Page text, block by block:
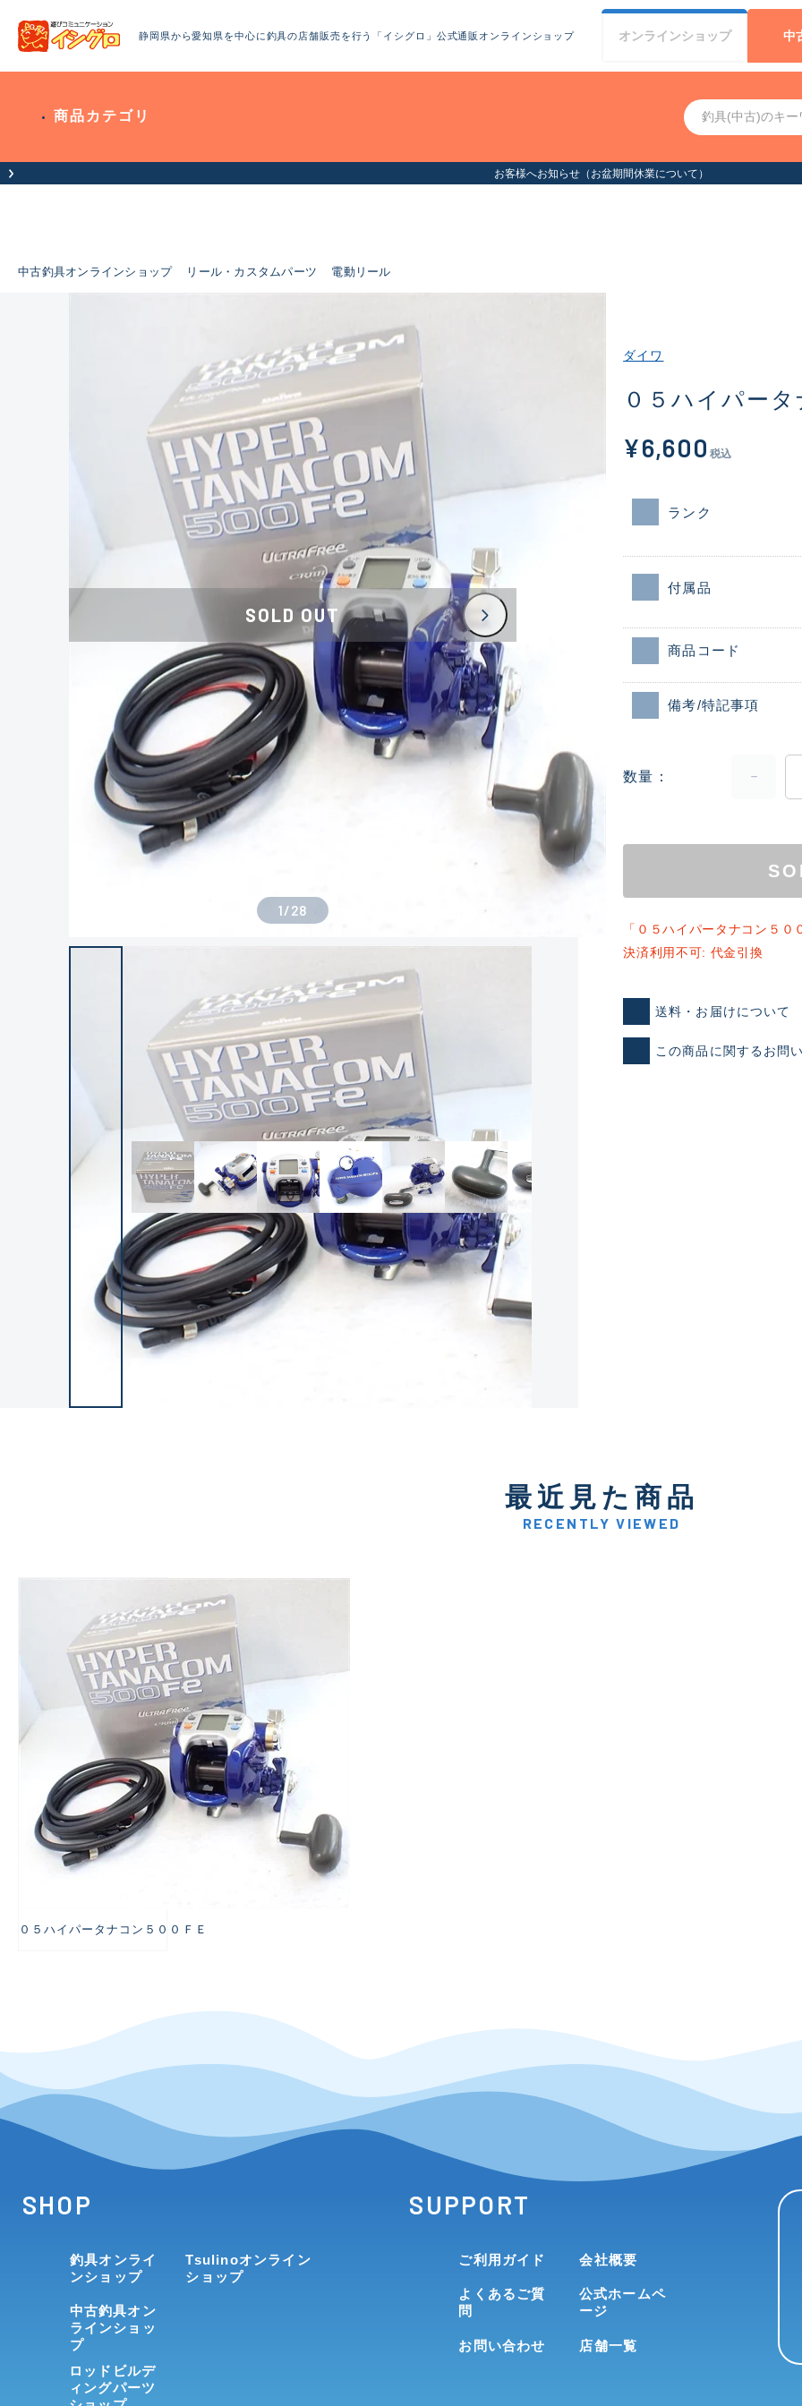
静岡県から愛知県を中心に釣具の店舗販売を行う「イシグロ」公式通販オンラインショップ オンラインショップ 中
商品カテゴリ
お客様へお知らせ（お盆期間休業について）
中古釣具オンラインショップ リール・カスタムパーツ 電動リール
ランクとは？
良
C-
い品
SOLD OUT
1/28
ダイワ
０５ハイパー
¥6,600 税込
ランク
付属品
商品コード
備考/特記事項
数量
「０５ハイパータナコン５０
決済利用不可: 代金引換
送料・お届けについて
この商品に関するお問
最近見た商品
RECENTLY VIEWED
０５ハイパータナコン５００ＦＥ
SHOP
釣具オンライ
ンショップ
中古釣具オン
ラインショッ
プ
ロッドビルデ
ィングパーツ
Tsulinoオンライン
ショップ
SUPPORT
ご利用ガイド
よくあるご質
問
お問い合わせ
会社概要
公式ホームペ
ージ
店舗一覧